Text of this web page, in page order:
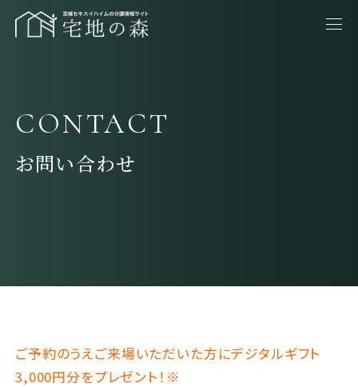
CONTACT
お問い合わせ
ご予約のうえご来場いただいた方にデジタルギフト
3,000円分をプレゼント！※